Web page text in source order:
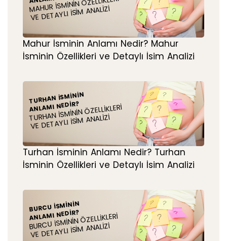
VE DETAYLI İSIM ANALIZI
Mahur İsminin Anlamı Nedir? Mahur
İsminin Özellikleri ve Detaylı İsim Analizi
TURHAN İSMININ
ANLAMI NEDIR?
TURHAN İSMININ ÖZELLIKLERI
VE DETAYLI İSIM ANALIZI
Turhan İsminin Anlamı Nedir? Turhan
İsminin Özellikleri ve Detaylı İsim Analizi
BURCU İSMININ
ANLAMI NEDIR?
BURCU İSMININ ÖZELLIKLERI
VE DETAYLI İSIM ANALIZI